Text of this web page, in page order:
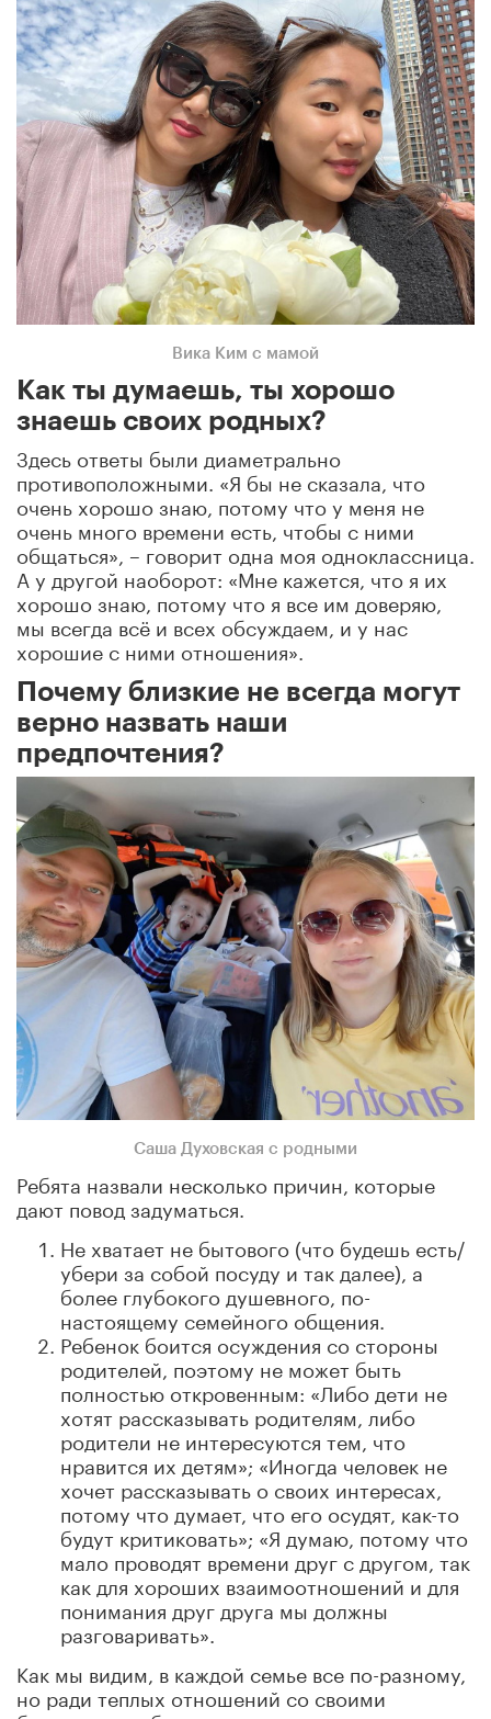
Вика Ким с мамой
Как ты думаешь, ты хорошо
знаешь своих родных?
Здесь ответы были диаметрально
противоположными. «Я бы не сказала, что
очень хорошо знаю, потому что у меня не
очень много времени есть, чтобы с ними
общаться», – говорит одна моя одноклассница.
А у другой наоборот: «Мне кажется, что я их
хорошо знаю, потому что я все им доверяю,
мы всегда всё и всех обсуждаем, и у нас
хорошие с ними отношения».
Почему близкие не всегда могут
верно назвать наши
предпочтения?
Саша Духовская с родными
Ребята назвали несколько причин, которые
дают повод задуматься.
Не хватает не бытового (что будешь есть/
убери за собой посуду и так далее), а
более глубокого душевного, по-
настоящему семейного общения.
Ребенок боится осуждения со стороны
родителей, поэтому не может быть
полностью откровенным: «Либо дети не
хотят рассказывать родителям, либо
родители не интересуются тем, что
нравится их детям»; «Иногда человек не
хочет рассказывать о своих интересах,
потому что думает, что его осудят, как-то
будут критиковать»; «Я думаю, потому что
мало проводят времени друг с другом, так
как для хороших взаимоотношений и для
понимания друг друга мы должны
разговаривать».
Как мы видим, в каждой семье все по-разному,
но ради теплых отношений со своими